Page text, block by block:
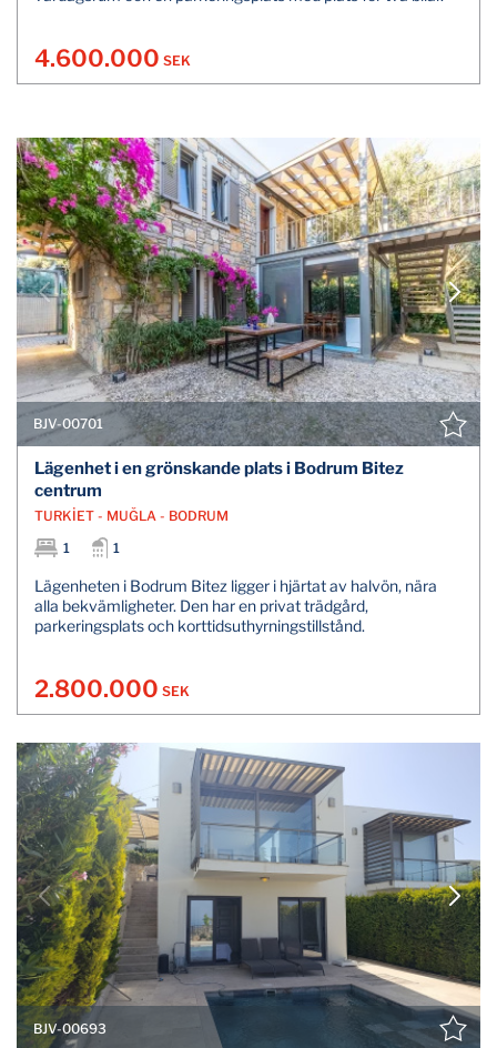
4.600.000 SEK
BJV-00701
Lägenhet i en grönskande plats i Bodrum Bitez
centrum
TURKİET - MUĞLA - BODRUM
1
1
Lägenheten i Bodrum Bitez ligger i hjärtat av halvön, nära
alla bekvämligheter. Den har en privat trädgård,
parkeringsplats och korttidsuthyrningstillstånd.
2.800.000 SEK
BJV-00693